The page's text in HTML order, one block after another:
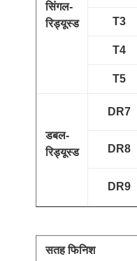
सिंगल-
रिड्यूस्ड
T3
T4
T5
डबल-
रिड्यूस्ड
DR7
DR8
DR9
सतह फिनिश